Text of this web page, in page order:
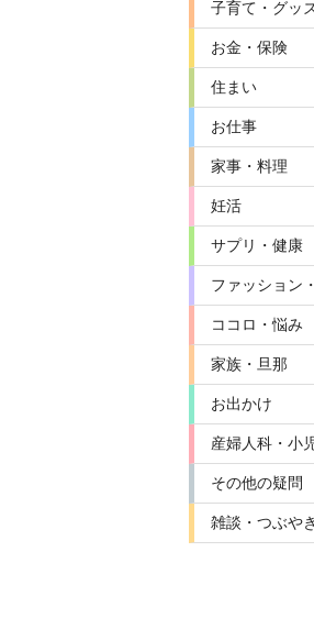
子育て・グッ
お金・保険
住まい
お仕事
家事・料理
妊活
サプリ・健康
ファッション
ココロ・悩み
家族・旦那
お出かけ
産婦人科・小
その他の疑問
雑談・つぶやき